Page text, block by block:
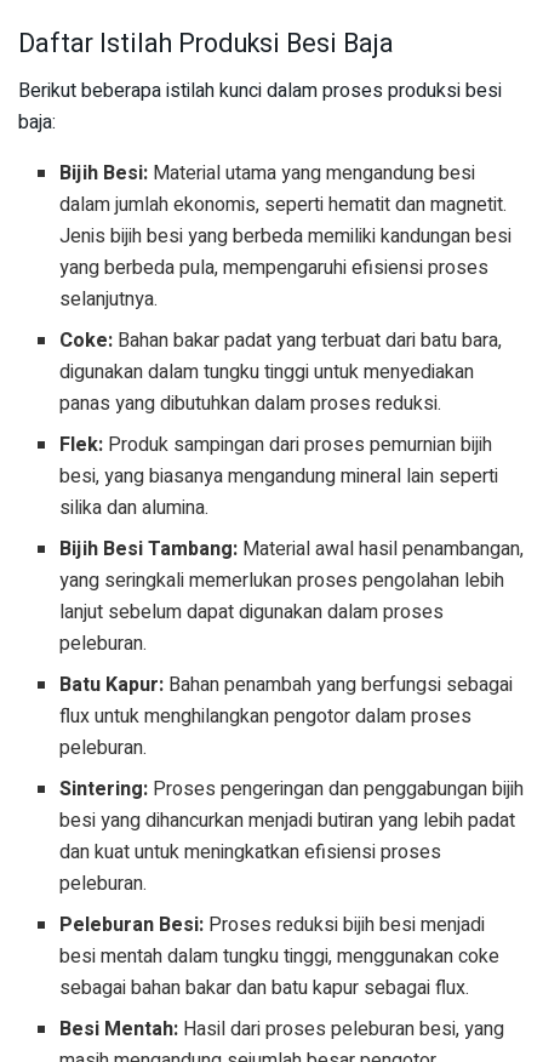
Daftar Istilah Produksi Besi Baja
Berikut beberapa istilah kunci dalam proses produksi besi
baja:
Bijih Besi: Material utama yang mengandung besi
dalam jumlah ekonomis, seperti hematit dan magnetit.
Jenis bijih besi yang berbeda memiliki kandungan besi
yang berbeda pula, mempengaruhi efisiensi proses
selanjutnya.
Coke: Bahan bakar padat yang terbuat dari batu bara,
digunakan dalam tungku tinggi untuk menyediakan
panas yang dibutuhkan dalam proses reduksi.
Flek: Produk sampingan dari proses pemurnian bijih
besi, yang biasanya mengandung mineral lain seperti
silika dan alumina.
Bijih Besi Tambang: Material awal hasil penambangan,
yang seringkali memerlukan proses pengolahan lebih
lanjut sebelum dapat digunakan dalam proses
peleburan.
Batu Kapur: Bahan penambah yang berfungsi sebagai
flux untuk menghilangkan pengotor dalam proses
peleburan.
Sintering: Proses pengeringan dan penggabungan bijih
besi yang dihancurkan menjadi butiran yang lebih padat
dan kuat untuk meningkatkan efisiensi proses
peleburan.
Peleburan Besi: Proses reduksi bijih besi menjadi
besi mentah dalam tungku tinggi, menggunakan coke
sebagai bahan bakar dan batu kapur sebagai flux.
Besi Mentah: Hasil dari proses peleburan besi, yang